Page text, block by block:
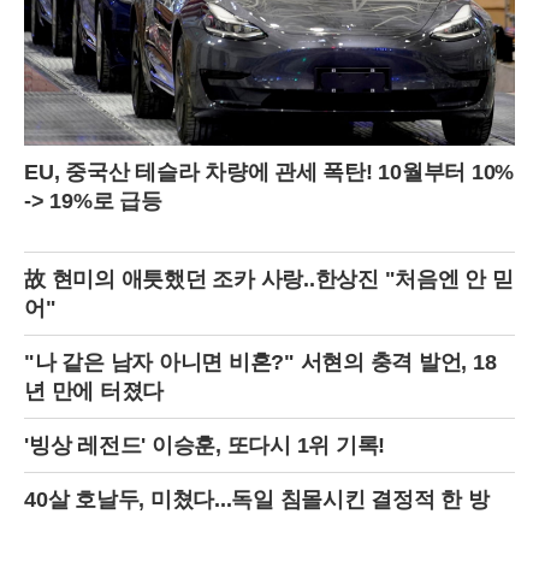
가 무례하다고 지적하며 비판의 목소리를 냈다.댓글에서 일부는 전도연
의 투명하고 솔직한 화법이 오히려 매력적이라고 평가하는 반면, 다른 이
들은 예능 프로그램과 맞지 않는다고 비판했다.
EU, 중국산 테슬라 차량에 관세 폭탄! 10월부터 10%
-> 19%로 급등
故 현미의 애틋했던 조카 사랑..한상진 "처음엔 안 믿
어"
"나 같은 남자 아니면 비혼?" 서현의 충격 발언, 18
년 만에 터졌다
'빙상 레전드' 이승훈, 또다시 1위 기록!
40살 호날두, 미쳤다...독일 침몰시킨 결정적 한 방